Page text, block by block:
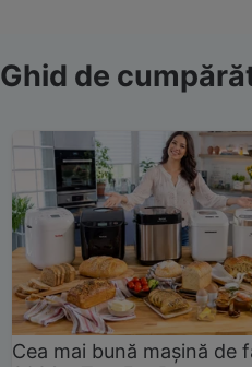
Ghid de
Cea mai bună mașină de